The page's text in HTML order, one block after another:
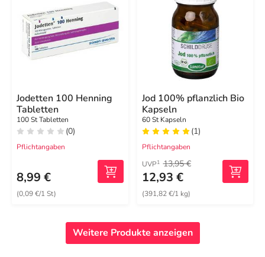
Jodetten 100 Henning
Tabletten
100 St Tabletten
(0)
Pflichtangaben
8,99 €
(0,09 €/1 St)
Jod 100% pflanzlich Bio
Kapseln
60 St Kapseln
(1)
Pflichtangaben
UVP1 13,95 €
12,93 €
(391,82 €/1 kg)
Weitere Produkte anzeigen